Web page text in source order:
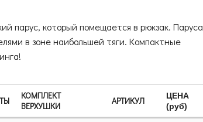
парус, который помещается в рюкзак. Паруса
в зоне наибольшей тяги. Компактные
КОМПЛЕКТ
ВЕРХУШКИ
АРТИКУЛ
ЦЕНА
(руб)